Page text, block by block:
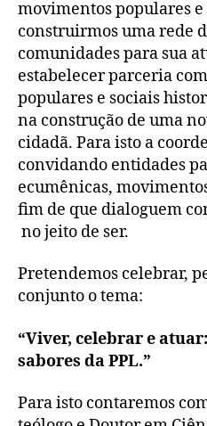
movimentos populares e
construirmos uma rede
comunidades para sua
estabelecer parceria
populares e sociais
na construção de uma
cidadã. Para isto a
convidando entidades
ecumênicas,
fim de que dialoguem
no jeito de ser.
Pretendemos celebrar,
conjunto o tema:
“Viver, celebrar e
sabores da PPL.”
Para isto contaremos